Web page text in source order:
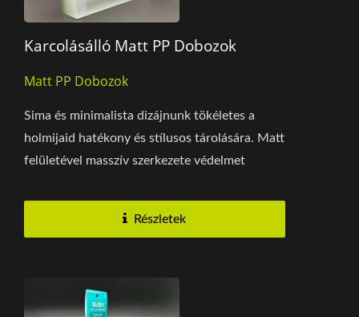
Karcolásálló Matt PP Dobozok
Matt PP Dobozok
Sima és minimalista dizájnunk tökéletes a
holmijaid hatékony és stílusos tárolására. Matt
felületével masszív szerkezete védelmet
Részletek